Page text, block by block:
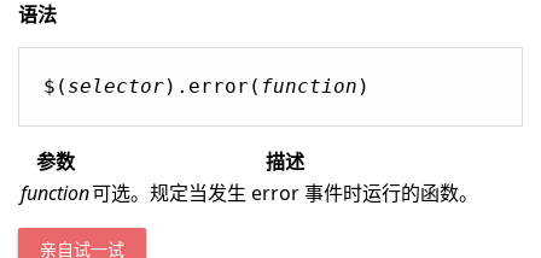
语法
$( selector).error( function )
参数
描述
function可选。规定当发生 error 事件时运行的函数。
亲自试一试